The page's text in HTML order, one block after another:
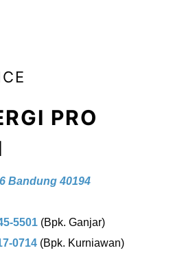
PRO
Bandung 40194
5501(Bpk. Ganjar)
0714(Bpk. Kurniawan)